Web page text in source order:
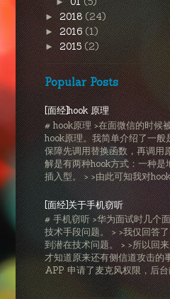
►2018(24)
►2016(1)
►2015(2)
Popular Posts
[面经]hook 原理
# hook原理 >在面微信的时候
hook原理。我简单介绍了一般
保障先调用替换函数，再调用
解是有两种hook方式：一种是
插入型。 > >由此可知我对
[面经]关于手机窃听
# 手机窃听 >华为面试时几个
技术手段问题。 > >我仅回答
到潜在技术问题。 > >所以回
才知道原来还有侧信道攻击的
APP 申请了麦克风权限，后台